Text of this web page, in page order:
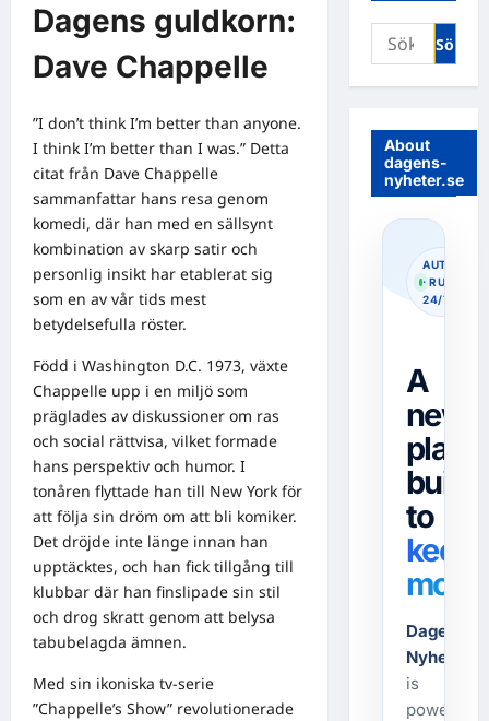
Dagens guldkorn:
Dave Chappelle
”I don’t think I’m better than anyone.
I think I’m better than I was.” Detta
citat från Dave Chappelle
sammanfattar hans resa genom
komedi, där han med en sällsynt
kombination av skarp satir och
personlig insikt har etablerat sig
som en av vår tids mest
betydelsefulla röster.
Född i Washington D.C. 1973, växte
Chappelle upp i en miljö som
präglades av diskussioner om ras
och social rättvisa, vilket formade
hans perspektiv och humor. I
tonåren flyttade han till New York för
att följa sin dröm om att bli komiker.
Det dröjde inte länge innan han
upptäcktes, och han fick tillgång till
klubbar där han finslipade sin stil
och drog skratt genom att belysa
tabubelagda ämnen.
Med sin ikoniska tv-serie
”Chappelle’s Show” revolutionerade
Sök
efter:
About
dagens-
nyheter.se
· RUNNING
24/7
A
news
built
to
keep
Dagens-
is
powered